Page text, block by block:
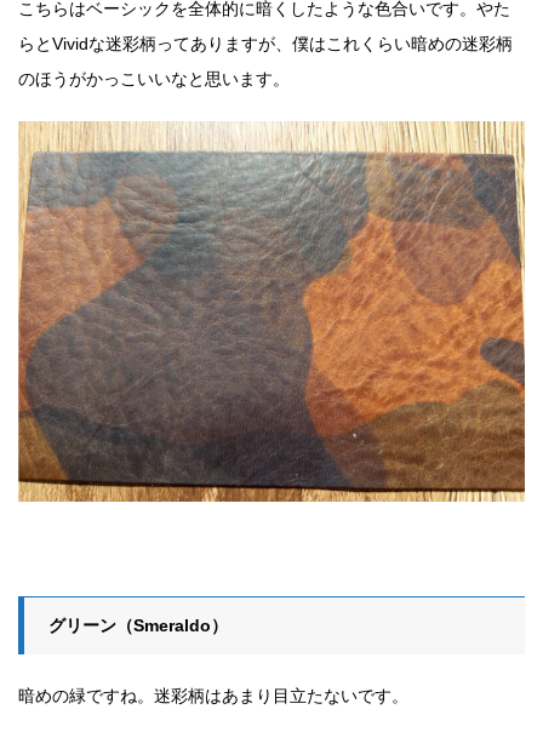
こちらはベーシックを全体的に暗くしたような色合いです。やた
らとVividな迷彩柄ってありますが、僕はこれくらい暗めの迷彩柄
のほうがかっこいいなと思います。
グリーン（Smeraldo）
暗めの緑ですね。迷彩柄はあまり目立たないです。